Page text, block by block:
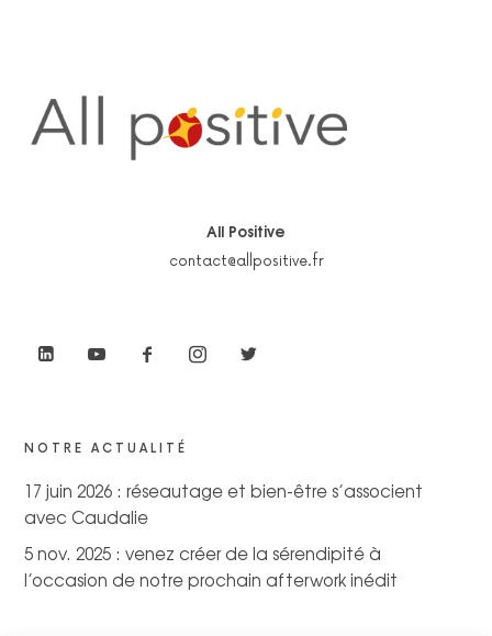
All Positive
contact@allpositive.fr
NOTRE ACTUALITÉ
17 juin 2026 : réseautage et bien-être s’associent
avec Caudalie
5 nov. 2025 : venez créer de la sérendipité à
l’occasion de notre prochain afterwork inédit